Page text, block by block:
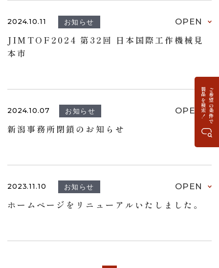
ご希望の条件で
製品を検索！
2024.10.11 お知らせ
JIMTOF2024 第32回 日本国際工作機械見
本市
OPEN
2024.10.07 お知らせ
新潟事務所閉鎖のお知らせ
OPEN
2023.11.10 お知らせ
ホームページをリニューアルいたしました。
OPEN